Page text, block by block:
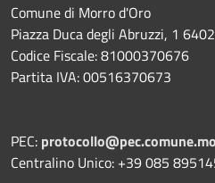
Comune di Morro d'Oro
Piazza Duca degli Abruzzi, 1
Codice Fiscale: 81000370676
Partita IVA: 00516370673
PEC:
Centralino Unico: +39 085